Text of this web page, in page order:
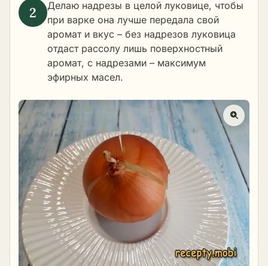
Делаю надрезы в целой луковице, чтобы
при варке она лучше передала свой
аромат и вкус – без надрезов луковица
отдаст рассолу лишь поверхностный
аромат, с надрезами – максимум
эфирных масел.